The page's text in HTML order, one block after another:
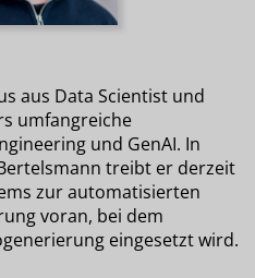
aus Data Scientist und
umfangreiche
und GenAI. In
treibt er derzeit
zur automatisierten
voran, bei dem
eingesetzt wird.